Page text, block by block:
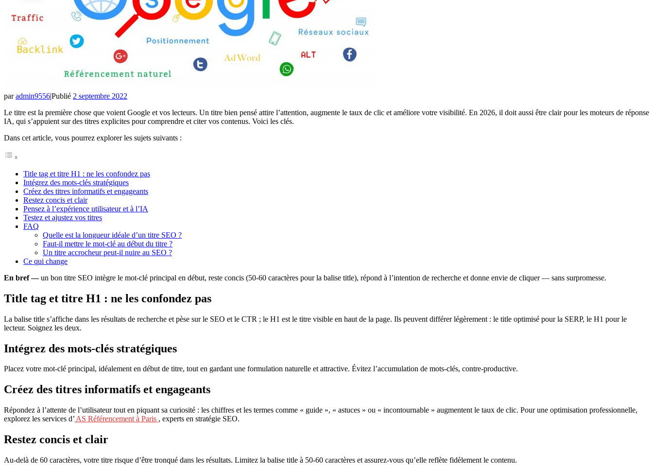
paradmin9556|Publié 2 septembre 2022
Le titre est la première chose que voient Google et vos lecteurs. Un titre bien pensé attire l’attention, augmente le taux de clic et améliore votre visibilité. En 2026, il doit aussi être clair pour les moteurs de réponse
IA, qui s’appuient sur des titres explicites pour comprendre et citer vos contenus. Voici les clés.
Dans cet article, vous pourrez explorer les sujets suivants :
Title tag et titre H1 : ne les confondez pas
Intégrez des mots-clés stratégiques
Créez des titres informatifs et engageants
Restez concis et clair
Pensez à l’expérience utilisateur et à l’IA
Testez et ajustez vos titres
FAQ
Quelle est la longueur idéale d’un titre SEO ?
Faut-il mettre le mot-clé au début du titre ?
Un titre accrocheur peut-il nuire au SEO ?
Ce qui change
En bref —un bon titre SEO intègre le mot-clé principal en début, reste concis (50-60 caractères pour la balise title), répond à l’intention de recherche et donne envie de cliquer — sans surpromesse.
Title tag et titre H1 : ne les confondez pas
La balise title s’affiche dans les résultats de recherche et pèse sur le SEO et le CTR ; le H1 est le titre visible en haut de la page. Ils peuvent différer légèrement : le title optimisé pour la SERP, le H1 pour le
lecteur. Soignez les deux.
Intégrez des mots-clés stratégiques
Placez votre mot-clé principal, idéalement en début de titre, tout en gardant une formulation naturelle et attractive. Évitez l’accumulation de mots-clés, contre-productive.
Créez des titres informatifs et engageants
Répondez à l’attente de l’utilisateur tout en piquant sa curiosité : les chiffres et les termes comme « guide », « astuces » ou « incontournable » augmentent le taux de clic. Pour une optimisation professionnelle,
explorez les services d’ AS Référencement à Paris , experts en stratégie SEO.
Restez concis et clair
Au-delà de 60 caractères, votre titre risque d’être tronqué dans les résultats. Limitez la balise title à 50-60 caractères et assurez-vous qu’elle reflète fidèlement le contenu.